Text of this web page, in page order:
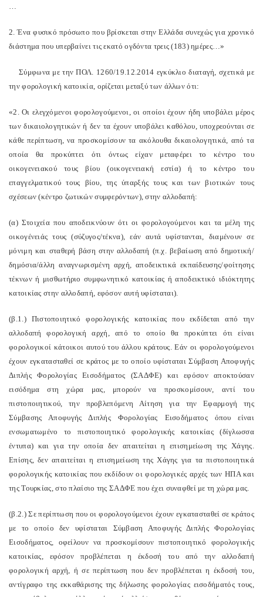
…
2. Ένα φυσικό πρόσωπο που βρίσκεται στην Ελλάδα συνεχώς για χρονικό
διάστημα που υπερβαίνει τις εκατό ογδόντα τρεις (183) ημέρες…»
Σύμφωνα με την ΠΟΛ. 1260/19.12.2014 εγκύκλιο διαταγή, σχετικά με
την φορολογική κατοικία, ορίζεται μεταξύ των άλλων ότι:
«2. Οι ελεγχόμενοι φορολογούμενοι, οι οποίοι έχουν ήδη υποβάλει μέρος
των δικαιολογητικών ή δεν τα έχουν υποβάλει καθόλου, υποχρεούνται σε
κάθε περίπτωση, να προσκομίσουν τα ακόλουθα δικαιολογητικά, από τα
οποία θα προκύπτει ότι όντως είχαν μεταφέρει το κέντρο του
οικογενειακού τους βίου (οικογενειακή εστία) ή το κέντρο του
επαγγελματικού τους βίου, της ύπαρξής τους και των βιοτικών τους
σχέσεων (κέντρο ζωτικών συμφερόντων), στην αλλοδαπή:
(α) Στοιχεία που αποδεικνύουν ότι οι φορολογούμενοι και τα μέλη της
οικογένειάς τους (σύζυγος/τέκνα), εάν αυτά υφίστανται, διαμένουν σε
μόνιμη και σταθερή βάση στην αλλοδαπή (π.χ. βεβαίωση από δημοτική/
δημόσια/άλλη αναγνωρισμένη αρχή, αποδεικτικά εκπαίδευσης/φοίτησης
τέκνων ή μισθωτήριο συμφωνητικό κατοικίας ή αποδεικτικό ιδιόκτητης
κατοικίας στην αλλοδαπή, εφόσον αυτή υφίσταται).
(β.1.) Πιστοποιητικό φορολογικής κατοικίας που εκδίδεται από την
αλλοδαπή φορολογική αρχή, από το οποίο θα προκύπτει ότι είναι
φορολογικοί κάτοικοι αυτού του άλλου κράτους. Εάν οι φορολογούμενοι
έχουν εγκατασταθεί σε κράτος με το οποίο υφίσταται Σύμβαση Αποφυγής
Διπλής Φορολογίας Εισοδήματος (ΣΑΔΦΕ) και εφόσον αποκτούσαν
εισόδημα στη χώρα μας, μπορούν να προσκομίσουν, αντί του
πιστοποιητικού, την προβλεπόμενη Αίτηση για την Εφαρμογή της
Σύμβασης Αποφυγής Διπλής Φορολογίας Εισοδήματος όπου είναι
ενσωματωμένο το πιστοποιητικό φορολογικής κατοικίας (δίγλωσσα
έντυπα) και για την οποία δεν απαιτείται η επισημείωση της Χάγης.
Επίσης, δεν απαιτείται η επισημείωση της Χάγης για τα πιστοποιητικά
φορολογικής κατοικίας που εκδίδουν οι φορολογικές αρχές των ΗΠΑ και
της Τουρκίας, στο πλαίσιο της ΣΑΔΦΕ που έχει συναφθεί με τη χώρα μας.
(β.2.) Σε περίπτωση που οι φορολογούμενοι έχουν εγκατασταθεί σε κράτος
με το οποίο δεν υφίσταται Σύμβαση Αποφυγής Διπλής Φορολογίας
Εισοδήματος, οφείλουν να προσκομίσουν πιστοποιητικό φορολογικής
κατοικίας, εφόσον προβλέπεται η έκδοσή του από την αλλοδαπή
φορολογική αρχή, ή σε περίπτωση που δεν προβλέπεται η έκδοσή του,
αντίγραφο της εκκαθάρισης της δήλωσης φορολογίας εισοδήματός τους,